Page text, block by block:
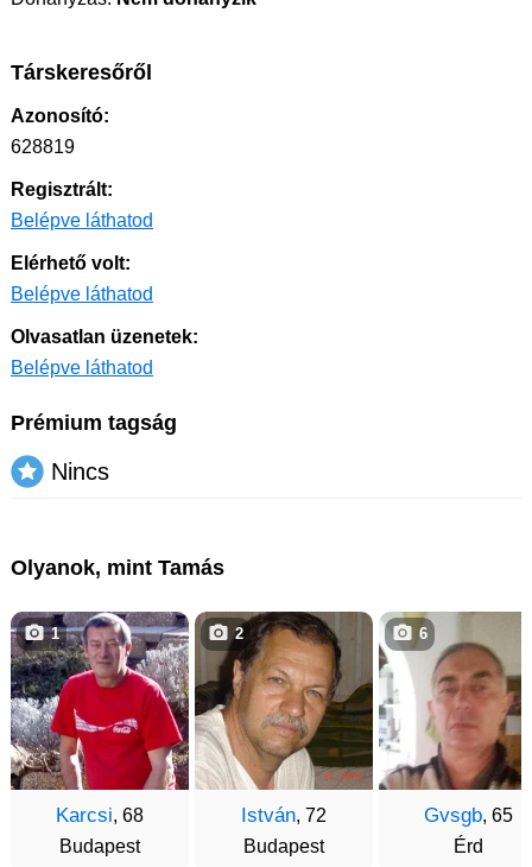
Társkeresőről
Azonosító:
628819
Regisztrált:
Belépve láthatod
Elérhető volt:
Belépve láthatod
Olvasatlan üzenetek:
Belépve láthatod
Prémium tagság
Nincs
Olyanok, mint Tamás
Karcsi, 68
Budapest
1
István, 72
Budapest
2
Gvsgb, 65
Érd
6